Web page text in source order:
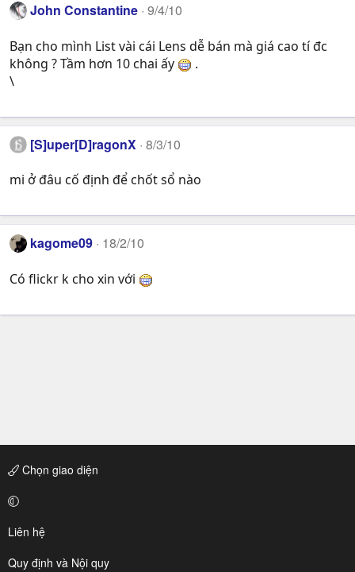
John Constantine 9/4/10
Bạn cho mình List vài cái Lens dễ bán mà giá cao tí đc
không ? Tầm hơn 10 chai ấy
.
\
[S]uper[D]ragonX 8/3/10
mi ở đâu cố định để chốt sổ nào
kagome09 18/2/10
Có flickr k cho xin với
Chọn giao diện
Liên hệ
Quy định và Nội quy